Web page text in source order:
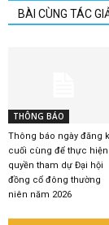
BÀI CÙNG TÁC
THÔNG BÁO
Thông báo ngày đăng
cuối cùng để thực hiện
quyền tham dự Đại hội
đồng cổ đông thường
niên năm 2026